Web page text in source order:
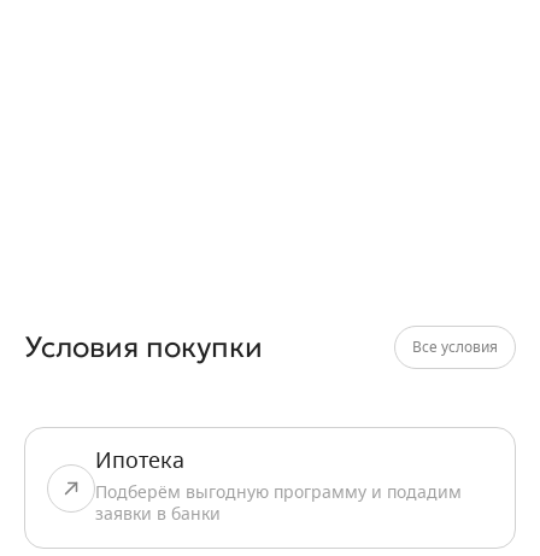
Условия покупки Все условия
Ипотека
Подберём выгодную программу и подадим
заявки в банки